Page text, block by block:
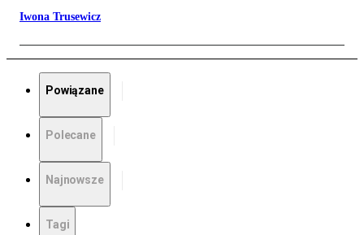
Iwona Trusewicz
Powiązane
Polecane
Najnowsze
Tagi